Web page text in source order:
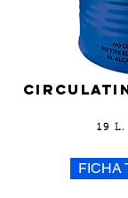
19
FICHA